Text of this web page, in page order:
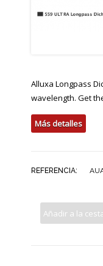
Alluxa Longpass
wavelength. Get
Más detalles
REFERENCIA:
Añadir a la